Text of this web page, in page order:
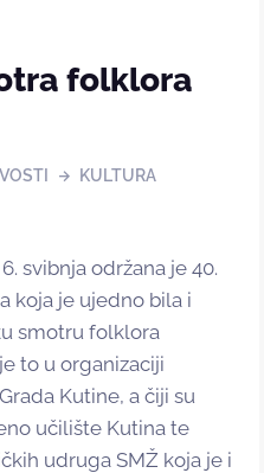
folklora
KULTURA
svibnja održana je 40.
koja je ujedno bila i
smotru folklora
to u organizaciji
Kutine, a čiji su
učilište Kutina te
udruga SMŽ koja je i